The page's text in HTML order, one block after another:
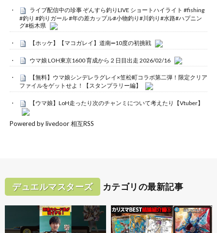
ライブ配信中の珍事 ぞんすら釣りLIVE ショートハイライト #fishing
#釣り #釣りガール #年の差カップル#小物釣り#川釣り#水路#ハプニン
グ#栃木県
【ホッケ】【マコガレイ】道南➖10度の初挑戦
ウマ娘 LOH東京1600 育成から２日目出走 2026/02/16
【無料】ウマ娘シンデレラグレイ×笠松町コラボ第二弾！限定クリア
ファイルをゲットせよ！【スタンプラリー編】
【ウマ娘】LoH走ったり次のチャンミについて考えたり【Vtuber】
Powered by livedoor 相互RSS
デュエルマスターズ カテゴリの最新記事